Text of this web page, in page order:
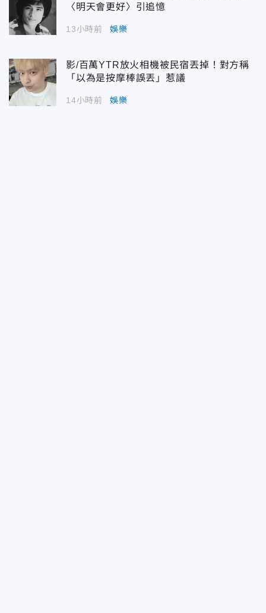
〈明天會更好〉引追憶
13小時前 娛樂
影/百萬YTR放火相機被民宿丟掉！對方稱
「以為是按摩棒誤丟」惹議
14小時前 娛樂